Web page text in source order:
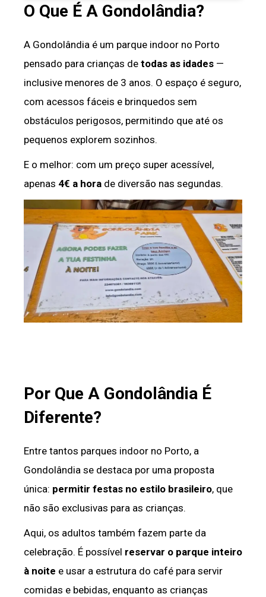
O Que É A Gondolândia?
A Gondolândia é um parque indoor no Porto
pensado para crianças de todas as idades —
inclusive menores de 3 anos. O espaço é seguro,
com acessos fáceis e brinquedos sem
obstáculos perigosos, permitindo que até os
pequenos explorem sozinhos.
E o melhor: com um preço super acessível,
apenas 4€ a hora de diversão nas segundas.
Por Que A Gondolândia É
Diferente?
Entre tantos parques indoor no Porto, a
Gondolândia se destaca por uma proposta
única: permitir festas no estilo brasileiro, que
não são exclusivas para as crianças.
Aqui, os adultos também fazem parte da
celebração. É possível reservar o parque inteiro
à noite e usar a estrutura do café para servir
comidas e bebidas, enquanto as crianças